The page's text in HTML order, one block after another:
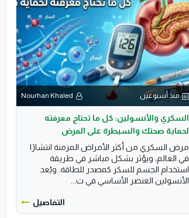
منذ أسبوعين Nourhan Khaled
السكري والأنسولين: كل ما تحتاج معرفته
لحماية صحتك والسيطرة على المرض
مرض السكري من أكثر الأمراض المزمنة انتشارًا
في العالم، ويؤثر بشكل مباشر في طريقة
استخدام الجسم للسكر كمصدر للطاقة. ويُعد
الأنسولين العنصر الأساسي في ت...
التفاصيل